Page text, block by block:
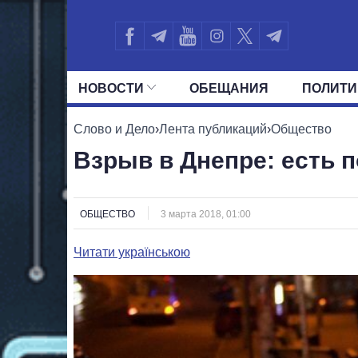
НОВОСТИ ОБЕЩАНИЯ
ВСЕ ПОЛИТИКИ ПРЕЗИДЕНТ И
Слово и Дело›Лента публикаций›Общество
Взрыв в Днепре: есть
ОБЩЕСТВО 3 марта 2018, 01:00
Читати українською